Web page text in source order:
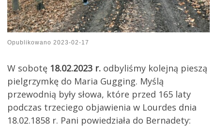
Opublikowano 2023-02-17
W sobotę 18.02.2023 r. odbyliśmy kolejną pieszą
pielgrzymkę do Maria Gugging. Myślą
przewodnią były słowa, które przed 165 laty
podczas trzeciego objawienia w Lourdes dnia
18.02.1858 r. Pani powiedziała do Bernadety: